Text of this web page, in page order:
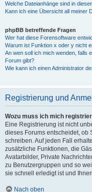
Welche Dateianhänge sind in
Kann ich eine Übersicht all meiner
phpBB betreffende Fragen
Wer hat diese Forensoftware
Warum ist Funktion x oder y nicht
An wen soll ich mich wenden, falls
Forum gibt?
Wie kann ich einen Administrator
Registrierung und
Wozu muss ich mich
Eine Registrierung ist nicht
dieses Forums entscheidet, ob
schreiben. Auf jeden Fall
zusätzliche Funktionen, die
Avatarbilder, Private
zu Benutzergruppen und so
sie schnell erledigt ist und
Nach oben